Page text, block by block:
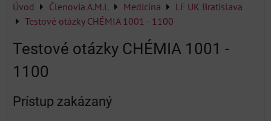
Úvod Členovia A.M.L Medicína
LF UK Bratislava
Testové otázky CHÉMIA 1001 - 1100
Testové otázky CHÉMIA 1001 -
1100
Prístup zakázaný